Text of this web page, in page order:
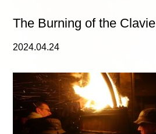
The Burning of the Clavie
2024.04.24